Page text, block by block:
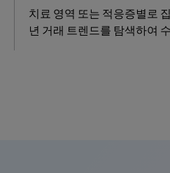
치료 영역 또는 적응증별로
년 거래 트렌드를 탐색하여